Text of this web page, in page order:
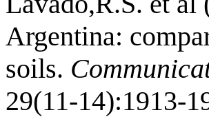
Argentina:
soils.
29(11-14):1913-